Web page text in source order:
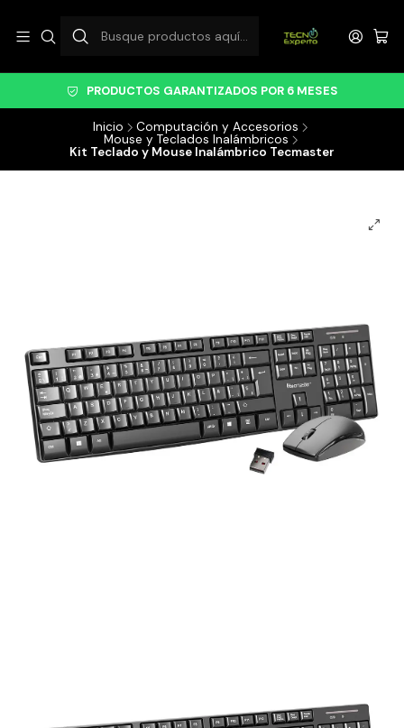
PRODUCTOS GARANTIZADOS POR 6 MESES
Inicio
Computación y Accesorios
Mouse y Teclados Inalámbricos
Kit Teclado y Mouse Inalámbrico Tecmaster